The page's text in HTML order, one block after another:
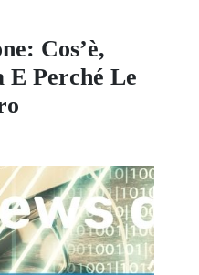
Cos’è,
E Perché Le